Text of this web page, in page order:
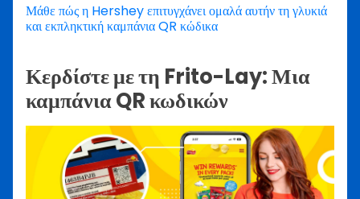
Μάθε πώς η Hershey επιτυγχάνει ομαλά αυτήν τη γλυκιά
και εκπληκτική καμπάνια QR κώδικα
Κερδίστε με τη Frito-Lay: Μια
καμπάνια QR κωδικών